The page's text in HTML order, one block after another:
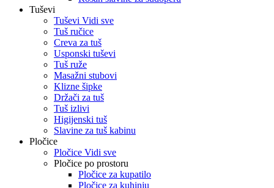
Tuševi
Tuševi Vidi sve
Tuš ručice
Creva za tuš
Usponski tuševi
Tuš ruže
Masažni stubovi
Klizne šipke
Držači za tuš
Tuš izlivi
Higijenski tuš
Slavine za tuš kabinu
Pločice
Pločice Vidi sve
Pločice po prostoru
Pločice za kupatilo
Pločice za kuhinju